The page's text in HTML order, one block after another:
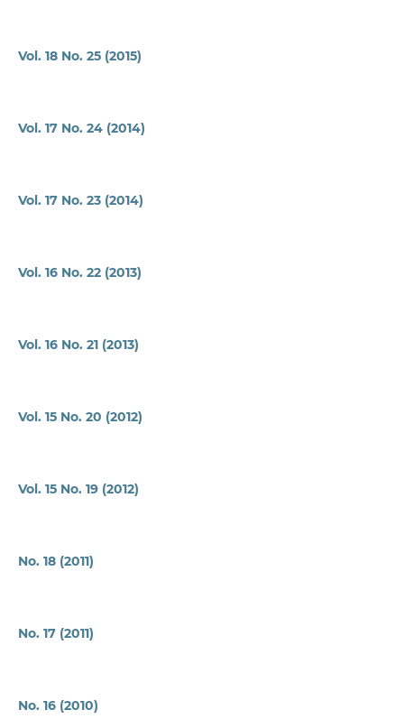
Vol. 18 No. 25 (2015)
Vol. 17 No. 24 (2014)
Vol. 17 No. 23 (2014)
Vol. 16 No. 22 (2013)
Vol. 16 No. 21 (2013)
Vol. 15 No. 20 (2012)
Vol. 15 No. 19 (2012)
No. 18 (2011)
No. 17 (2011)
No. 16 (2010)